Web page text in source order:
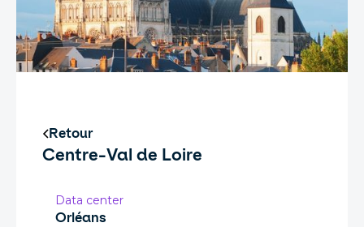
Retour
Centre-Val de Loire
Data center
Orléans